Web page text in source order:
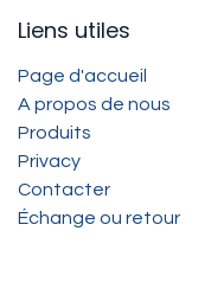
Liens utiles
Page d'accueil
A propos de nous
Produits
Privacy
Contacter
Échange ou retour